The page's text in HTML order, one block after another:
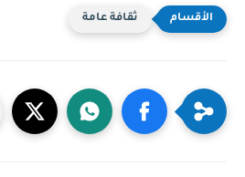
ثقافة عامة